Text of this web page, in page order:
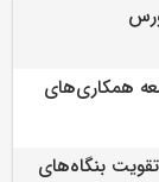
همکاری‌های
بنگاه‌های